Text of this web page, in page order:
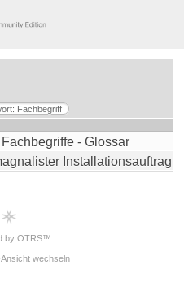
Fachbegriff
- Glossar
Installationsauftrag
by OTRS™
wechseln